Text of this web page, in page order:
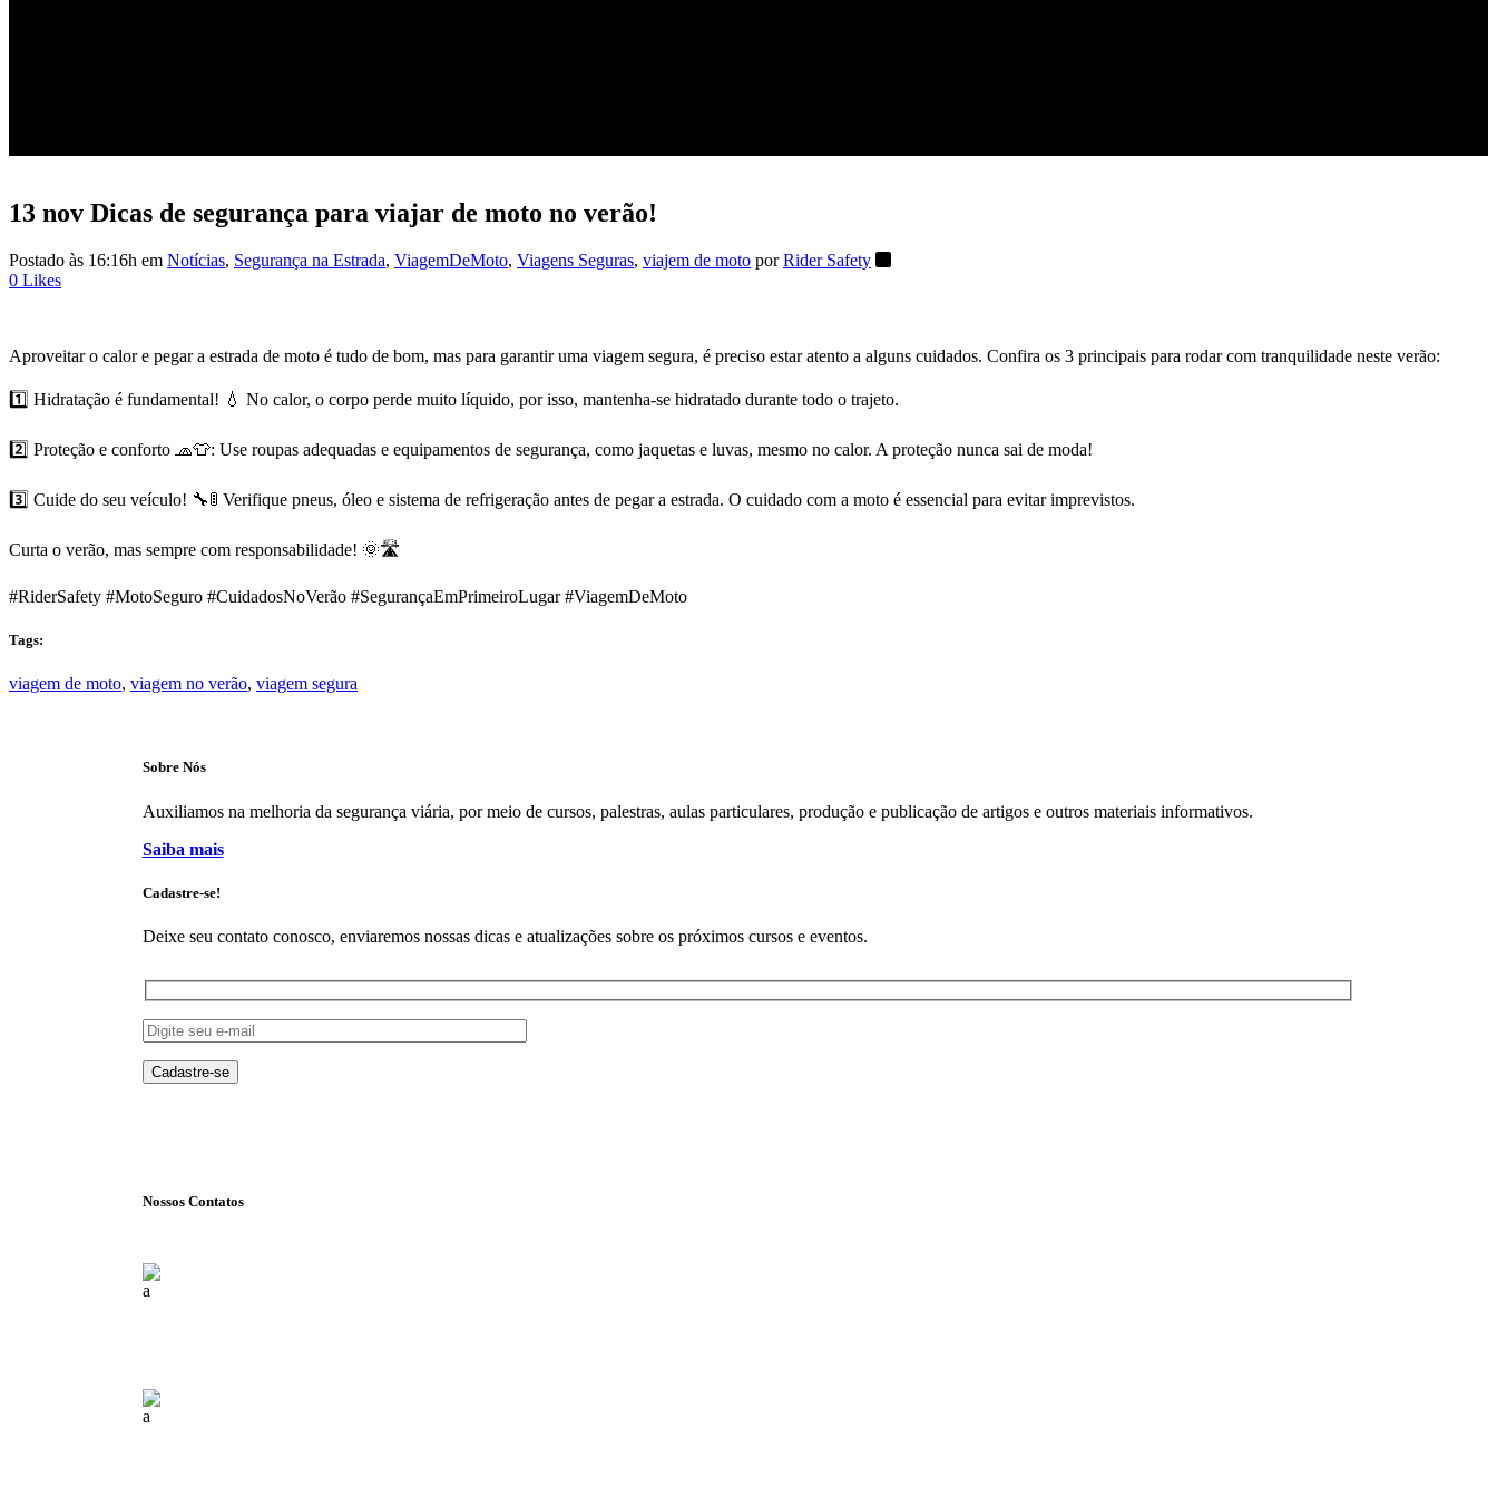
13 nov Dicas de segurança para viajar de moto no verão!
Postado às 16:16h em Notícias, Segurança na Estrada, ViagemDeMoto, Viagens Seguras, viajem de moto porRider Safety
0 Likes
Aproveitar o calor e pegar a estrada de moto é tudo de bom, mas para garantir uma viagem segura, é preciso estar atento a alguns cuidados. Confira os 3 principais para rodar com tranquilidade neste verão:
1️⃣ Hidratação é fundamental! 💧 No calor, o corpo perde muito líquido, por isso, mantenha-se hidratado durante todo o trajeto.
2️⃣ Proteção e conforto 🧢👕: Use roupas adequadas e equipamentos de segurança, como jaquetas e luvas, mesmo no calor. A proteção nunca sai de moda!
3️⃣ Cuide do seu veículo! 🔧🚦 Verifique pneus, óleo e sistema de refrigeração antes de pegar a estrada. O cuidado com a moto é essencial para evitar imprevistos.
Curta o verão, mas sempre com responsabilidade! 🌞🛣️
#RiderSafety #MotoSeguro #CuidadosNoVerão #SegurançaEmPrimeiroLugar #ViagemDeMoto
Tags:
viagem de moto, viagem no verão, viagem segura
Sobre Nós
Auxiliamos na melhoria da segurança viária, por meio de cursos, palestras, aulas particulares, produção e publicação de artigos e outros materiais informativos.
Saiba mais
Cadastre-se!
Deixe seu contato conosco, enviaremos nossas dicas e atualizações sobre os próximos cursos e eventos.
Nossos Contatos